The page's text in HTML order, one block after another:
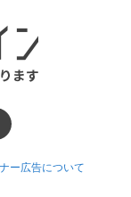
ー広告について